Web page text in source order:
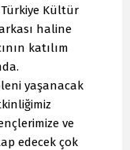
Kültür
haline
katılım
yaşanacak
ve
edecek çok